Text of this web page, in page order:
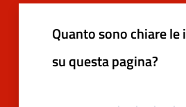
Quanto sono chiare
su questa pagina?